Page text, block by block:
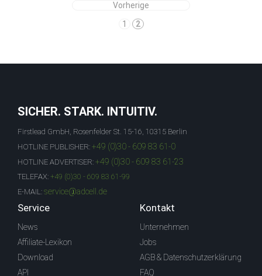
Vorherige
1
2
SICHER. STARK. INTUITIV.
Firstlead GmbH, Rosenfelder St. 15-16, 10315 Berlin
HOTLINE PUBLISHER: +49 (0)30 - 609 83 61-0
HOTLINE ADVERTISER: +49 (0)30 - 609 83 61-23
TELEFAX: +49 (0)30 - 609 83 61-99
E-MAIL: service@adcell.de
Service
News
Affiliate-Lexikon
Download
API
Kontakt
Unternehmen
Jobs
AGB & Datenschutzerklärung
FAQ